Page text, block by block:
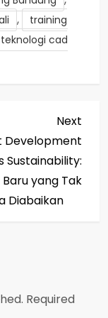
,
training
cad
Next
Development
Sustainability:
yang Tak
Diabaikan
Required